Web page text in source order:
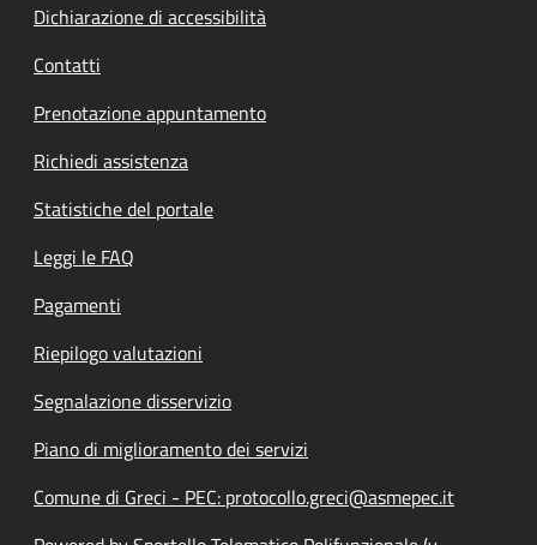
Dichiarazione di accessibilità
Contatti
Prenotazione appuntamento
Richiedi assistenza
Statistiche del portale
Leggi le FAQ
Pagamenti
Riepilogo valutazioni
Segnalazione disservizio
Piano di miglioramento dei servizi
Comune di Greci - PEC: protocollo.greci@asmepec.it